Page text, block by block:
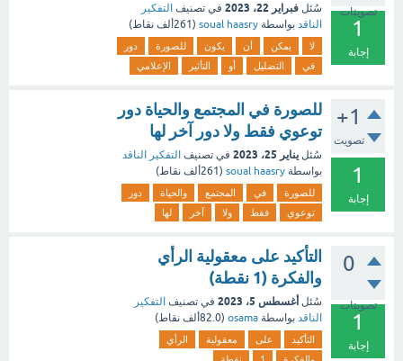
تصويتات
1
إجابة
سُئل فبراير 22، 2023 في تصنيف التفكير
الناقد بواسطة soual haasry
( 261ألف نقاط)
لا يمكن أن يكون للصورة
دور
في
التضليل أو التأثير الإعلامي
+1
تصويت
1
إجابة
للصورة في المجتمع والحياة دور
توعوي فقط ولا دور آخر لها
سُئل يناير 25، 2023 في تصنيف التفكير الناقد
بواسطة soual haasry
( 261ألف نقاط)
للصورة في المجتمع والحياة
دور
توعوي
فقط ولا آخر لها
0
تصويتات
1
إجابة
التأكيد على معقولية الرأي
والفكرة (1 نقطة)
سُئل أغسطس 5، 2023 في تصنيف التفكير
الناقد بواسطة osama
(82.0ألف نقاط)
التأكيد على معقولية
الرأي